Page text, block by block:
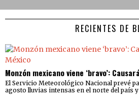
RECIENTES DE
Monzón mexicano viene ‘bravo’:
El Servicio Meteorológico Nacional prevé
agosto lluvias intensas en el norte del país